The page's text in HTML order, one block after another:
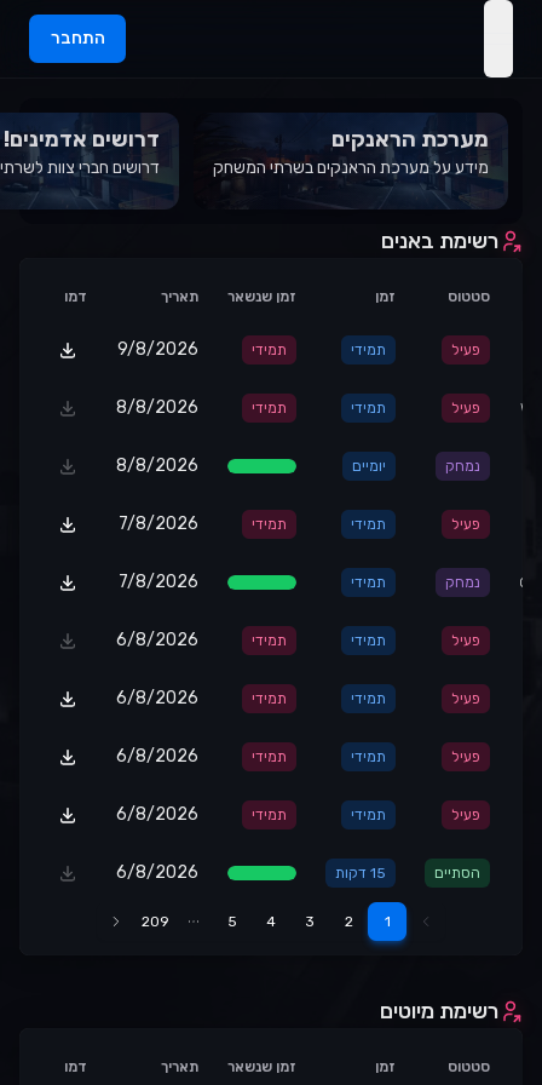
התחבר
מערכת הראנקים
מידע על מערכת הראנקים בשרתי המשחק
דרושים אדמינים!
דרושים חברי צוות
רשימת באנים
סטטוס זמן זמן שנשאר תאריך דמו
פעיל תמידי תמידי 9/8/2026
פעיל תמידי תמידי 8/8/2026
נמחק יומיים 8/8/2026
פעיל תמידי תמידי 7/8/2026
נמחק תמידי 7/8/2026
פעיל תמידי תמידי 6/8/2026
פעיל תמידי תמידי 6/8/2026
פעיל תמידי תמידי 6/8/2026
פעיל תמידי תמידי 6/8/2026
הסתיים 15 דקות 6/8/2026
11
2
3
4
5
209
רשימת מיוטים
סטטוס זמן זמן שנשאר תאריך דמו